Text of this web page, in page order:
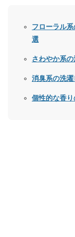
フローラル
選
さわやか系
消臭系の洗
個性的な香